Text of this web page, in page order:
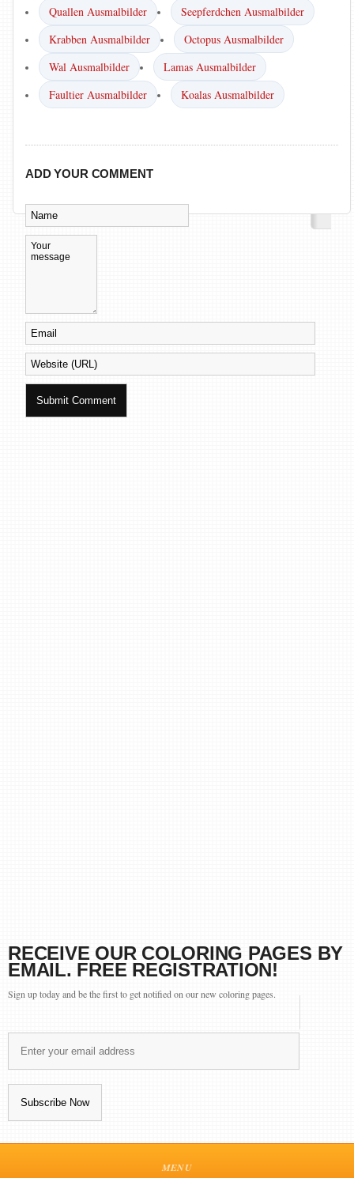
Quallen Ausmalbilder
Seepferdchen Ausmalbilder
Krabben Ausmalbilder
Octopus Ausmalbilder
Wal Ausmalbilder
Lamas Ausmalbilder
Faultier Ausmalbilder
Koalas Ausmalbilder
ADD YOUR COMMENT
RECEIVE OUR COLORING PAGES BY
EMAIL. FREE REGISTRATION!
Sign up today and be the first to get notified on our new coloring pages.
MENU